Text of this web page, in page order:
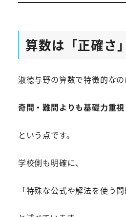
算数は「正確さ
淑徳与野の算数で特徴的なの
奇問・難問よりも基礎力重視
という点です。
学校側も明確に、
「特殊な公式や解法を使う問